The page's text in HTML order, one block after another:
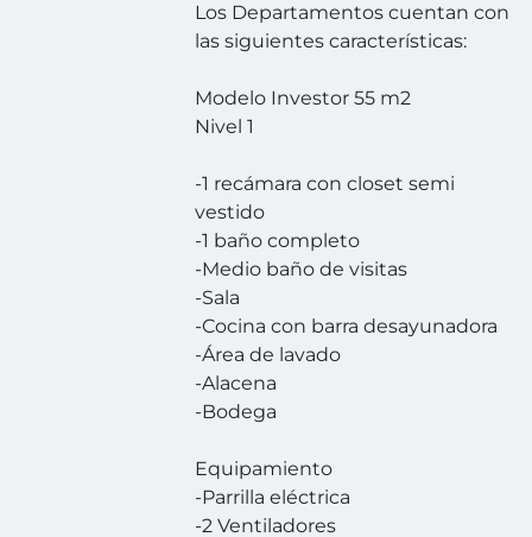
Los Departamentos cuentan con
las siguientes características:
Modelo Investor 55 m2
Nivel 1
-1 recámara con closet semi
vestido
-1 baño completo
-Medio baño de visitas
-Sala
-Cocina con barra desayunadora
-Área de lavado
-Alacena
-Bodega
Equipamiento
-Parrilla eléctrica
-2 Ventiladores